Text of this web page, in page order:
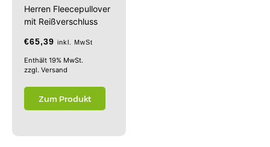
Herren Fleecepullover
mit Reißverschluss
€65,39 inkl. MwSt
Enthält 19% MwSt.
zzgl. Versand
Zum Produkt